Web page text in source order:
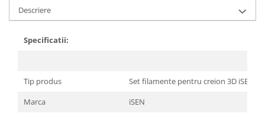
Descriere
Specificatii:
Tip produs
Set filamente pentru creion 3D iSEN
Marca
iSEN